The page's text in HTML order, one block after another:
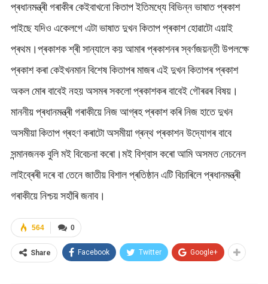
প্ৰধানমন্ত্ৰী গৰাকীৰ কেইবাখনো কিতাপ ইতিমধ্যে বিভিন্ন ভাষাত প্ৰকাশ
পাইছে যদিও একেলগে এটা ভাষাত দুখন কিতাপ প্ৰকাশ হোৱাটো এয়াই
প্ৰথম।প্ৰকাশক শ্ৰী সান্যালে কয় আমাৰ প্ৰকাশনৰ স্বৰ্ণজয়ন্তী উপলক্ষে
প্ৰকাশ কৰা কেইখনমান বিশেষ কিতাপৰ মাজৰ এই দুখন কিতাপৰ প্ৰকাশ
অকল মোৰ বাবেই নহয় অসমৰ সকলো প্ৰকাশকৰ বাবেই গৌৰৱৰ বিষয়।
মাননীয় প্ৰধানমন্ত্ৰী গৰাকীয়ে নিজ আগ্ৰহ প্ৰকাশ কৰি নিজ হাতে দুখন
অসমীয়া কিতাপ গ্ৰহণ কৰাটো অসমীয়া গ্ৰন্থ প্ৰকাশন উদ্যোগৰ বাবে
সন্মানজনক বুলি মই বিবেচনা কৰো।মই বিশ্বাস কৰো আমি অসমত নেচনেল
লাইব্ৰেৰী দৰে বা তেনে জাতীয় বিশাল প্ৰতিষ্ঠান এটি বিচাৰিলে প্ৰধানমন্ত্ৰী
গৰাকীয়ে নিশ্চয় সহাঁৰি জনাব।
0
564
Share Facebook Twitter Google+